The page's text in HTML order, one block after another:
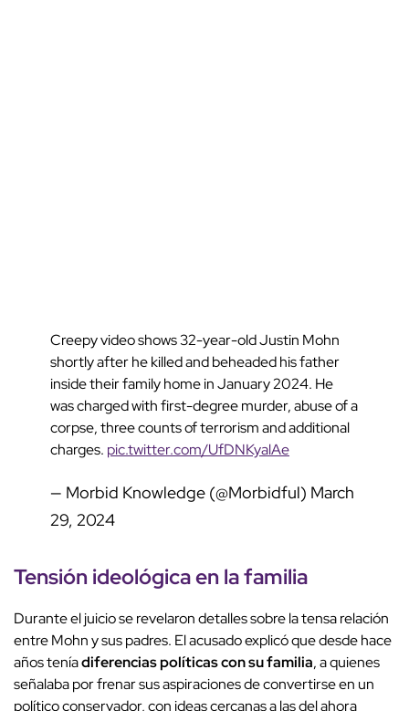
Creepy video shows 32-year-old Justin Mohn
shortly after he killed and beheaded his father
inside their family home in January 2024. He
was charged with first-degree murder, abuse of a
corpse, three counts of terrorism and additional
charges. pic.twitter.com/UfDNKyalAe
— Morbid Knowledge (@Morbidful) March
29, 2024
Tensión ideológica en la familia
Durante el juicio se revelaron detalles sobre la tensa relación
entre Mohn y sus padres. El acusado explicó que desde hace
años teníadiferencias políticas con su familia, a quienes
señalaba por frenar sus aspiraciones de convertirse en un
político conservador, con ideas cercanas a las del ahora